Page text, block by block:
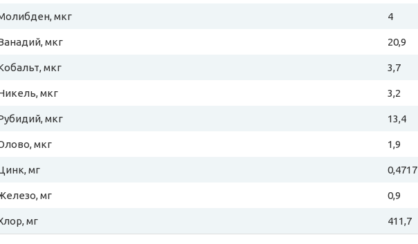
мкг 4
мкг 20,9
мкг 3,7
мкг 3,2
мкг 13,4
мкг 1,9
мг 0,4717
мг 0,9
мг 411,7